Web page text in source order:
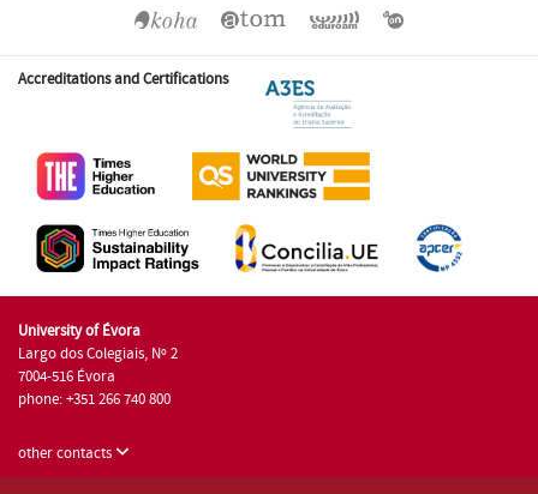
Accreditations and Certifications
University of Évora
Largo dos Colegiais, Nº 2
7004-516 Évora
phone: +351 266 740 800
other contacts